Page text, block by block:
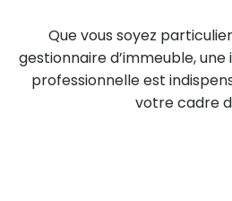
Que vous soyez
gestionnaire d’immeuble,
professionnelle est
votre cadre